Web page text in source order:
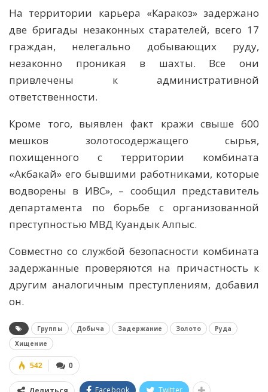
На территории карьера «Каракоз» задержано
две бригады незаконных старателей, всего 17
граждан, нелегально добывающих руду,
незаконно проникая в шахты. Все они
привлечены к административной
ответственности.
Кроме того, выявлен факт кражи свыше 600
мешков золотосодержащего сырья,
похищенного с территории комбината
«Акбакай» его бывшими работниками, которые
водворены в ИВС», – сообщил представитель
департамента по борьбе с организованной
преступностью МВД Куандык Алпыс.
Совместно со службой безопасности комбината
задержанные проверяются на причастность к
другим аналогичным преступлениям, добавил
он.
Группы Добыча Задержание Золото
Руда
Хищение
0
542
Facebook Twitter